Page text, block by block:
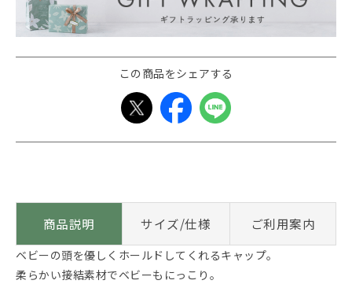
この商品をシェアする
商品説明 サイズ/仕様 ご利用案内
ベビーの頭を優しくホールドしてくれるキャップ。
柔らかい接結素材でベビーもにっこり。